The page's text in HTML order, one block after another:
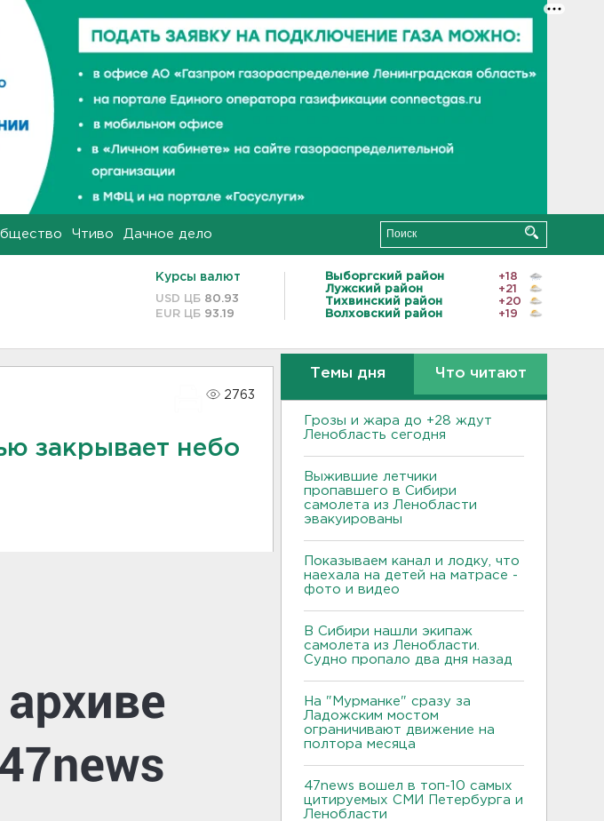
Чтиво Дачное дело
Курсы валют
USD ЦБ 80.93
EUR ЦБ 93.19
Выборгский район
+18
Лужский район
+21
Тихвинский район
+20
Волховский район
+19
2763
закрывает небо
Темы дня Что читают
Грозы и жара до +28 ждут
Ленобласть сегодня
Выжившие летчики
пропавшего в Сибири
самолета из Ленобласти
эвакуированы
Показываем канал и лодку, что
наехала на детей на матрасе -
фото и видео
В Сибири нашли экипаж
самолета из Ленобласти.
Судно пропало два дня назад
На "Мурманке" сразу за
Ладожским мостом
ограничивают движение на
полтора месяца
47news вошел в топ-10 самых
цитируемых СМИ Петербурга и
Ленобласти